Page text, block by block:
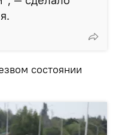
состоянии